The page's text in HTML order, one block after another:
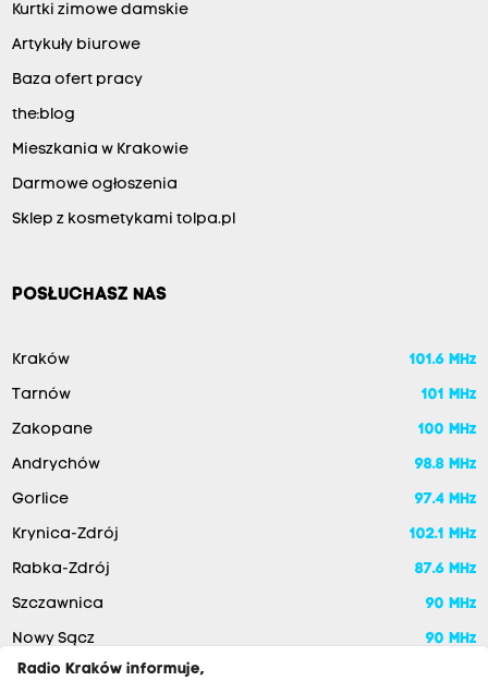
Kurtki zimowe damskie
Artykuły biurowe
Baza ofert pracy
the:blog
Mieszkania w Krakowie
Darmowe ogłoszenia
Sklep z kosmetykami tolpa.pl
POSŁUCHASZ NAS
Kraków 101.6 MHz
Tarnów 101 MHz
Zakopane 100 MHz
Andrychów 98.8 MHz
Gorlice 97.4 MHz
Krynica-Zdrój 102.1 MHz
Rabka-Zdrój 87.6 MHz
Szczawnica 90 MHz
Nowy Sącz
90 MHz
Radio Kraków informuje,